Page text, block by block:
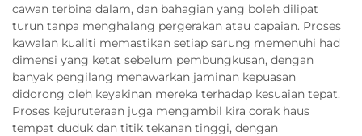
cawan terbina dalam, dan bahagian yang boleh dilipat
turun tanpa menghalang pergerakan atau capaian. Proses
kawalan kualiti memastikan setiap sarung memenuhi had
dimensi yang ketat sebelum pembungkusan, dengan
banyak pengilang menawarkan jaminan kepuasan
didorong oleh keyakinan mereka terhadap kesuaian tepat.
Proses kejuruteraan juga mengambil kira corak haus
tempat duduk dan titik tekanan tinggi, dengan